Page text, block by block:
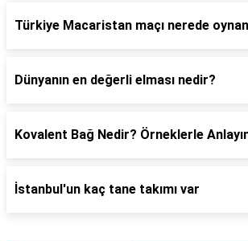
Türkiye Macaristan maçı nerede
Dünyanın en değerli elması nedir?
Kovalent Bağ Nedir? Örneklerle
İstanbul'un kaç tane takımı var